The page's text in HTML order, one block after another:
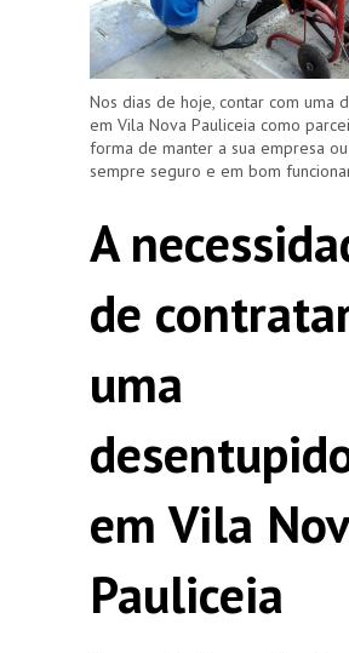
Nos dias de hoje, contar com uma
em Vila Nova Pauliceia como
forma de manter a sua empresa
sempre seguro e em bom
A
de
uma
em Vila
Pauliceia